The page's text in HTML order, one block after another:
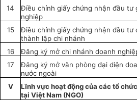
14
Điều chỉnh giấy chứng nhận đầu tư
nghiệp
15
Điều chỉnh giấy chứng nhận đầu tư
thành lập chi nhánh
16
Đăng ký mở chi nhánh doanh
17
Đăng ký mở văn phòng đại diện
nước ngoài
V
Lĩnh vực hoạt động của các tổ
tại Việt Nam (NGO)